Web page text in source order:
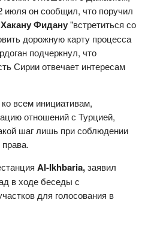
июля он сообщил, что поручил
Хакану Фидану"встретиться со
дорожную карту процесса
подчеркнул, что
Сирии отвечает интересам
всем инициативам,
отношений с Турцией,
шаг лишь при соблюдении
Al-Ikhbaria,заявил
в ходе беседы с
для голосования в